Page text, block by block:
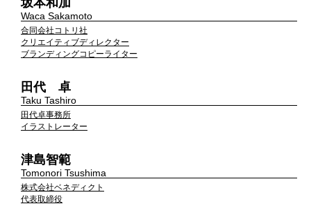
Waca Sakamoto
合同会社コトリ社
クリエイティブディレクター
ブランディングコピーライター
田代 卓
Taku Tashiro
田代卓事務所
イラストレーター
津島智範
Tomonori Tsushima
株式会社ベネディクト
代表取締役